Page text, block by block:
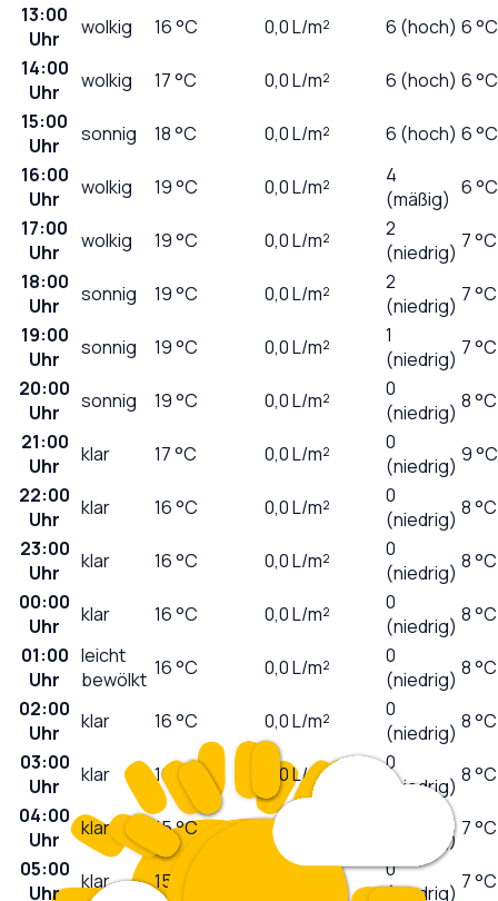
13:00
Uhr
wolkig 16°C 0,0L/m² 6 (hoch) 6 °C
14:00
Uhr
wolkig 17°C 0,0L/m² 6 (hoch) 6 °C
15:00
Uhr
sonnig 18°C 0,0L/m² 6 (hoch) 6 °C
16:00
Uhr
wolkig 19°C 0,0L/m²
4
(mäßig) 6 °C
17:00
Uhr
wolkig 19°C 0,0L/m²
2
(niedrig) 7 °C
18:00
Uhr
sonnig 19°C 0,0L/m²
2
(niedrig) 7 °C
19:00
Uhr
sonnig 19°C 0,0L/m²
1
(niedrig) 7 °C
20:00
Uhr
sonnig 19°C 0,0L/m²
0
(niedrig) 8 °C
21:00
Uhr
klar 17°C 0,0L/m²
0
(niedrig) 9 °C
22:00
Uhr
klar 16°C 0,0L/m²
0
(niedrig) 8 °C
23:00
Uhr
klar 16°C 0,0L/m²
0
(niedrig) 8 °C
00:00
Uhr
klar 16°C 0,0L/m²
0
(niedrig) 8 °C
01:00
Uhr
leicht
bewölkt 16°C 0,0L/m²
0
(niedrig) 8 °C
02:00
Uhr
klar 16°C 0,0L/m²
0
(niedrig) 8 °C
03:00
Uhr
klar 16 °C 0,0L/m²
0
(niedrig) 8 °C
04:00
Uhr
klar 15°C 0,0
(niedrig) 7 °C
05:00
Uhr
klar 15 °C
0
(niedrig) 7 °C